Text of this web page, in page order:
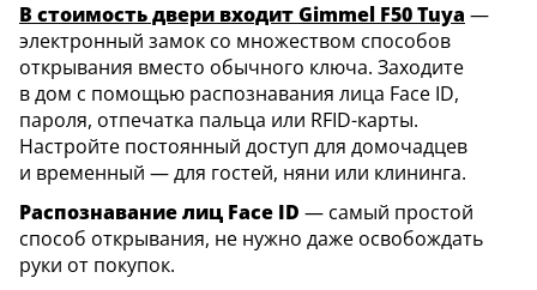
В стоимость двери входит Gimmel F50 Tuya —
электронный замок со множеством способов
открывания вместо обычного ключа. Заходите
в дом с помощью распознавания лица Face ID,
пароля, отпечатка пальца или RFID-карты.
Настройте постоянный доступ для домочадцев
и временный — для гостей, няни или клининга.
Распознавание лиц Face ID — самый простой
способ открывания, не нужно даже освобождать
руки от покупок.